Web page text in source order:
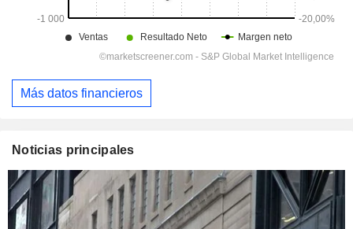
Más datos financieros
Noticias principales